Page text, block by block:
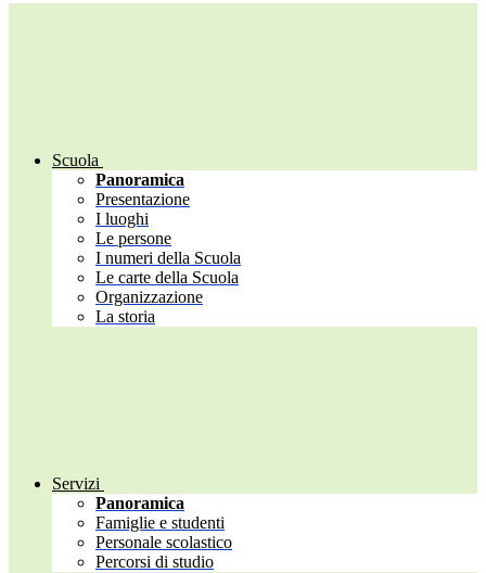
Scuola
Panoramica
Presentazione
I luoghi
Le persone
I numeri della Scuola
Le carte della Scuola
Organizzazione
La storia
Servizi
Panoramica
Famiglie e studenti
Personale scolastico
Percorsi di studio